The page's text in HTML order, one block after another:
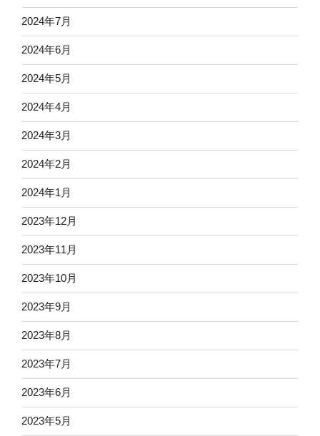
2024年7月
2024年6月
2024年5月
2024年4月
2024年3月
2024年2月
2024年1月
2023年12月
2023年11月
2023年10月
2023年9月
2023年8月
2023年7月
2023年6月
2023年5月